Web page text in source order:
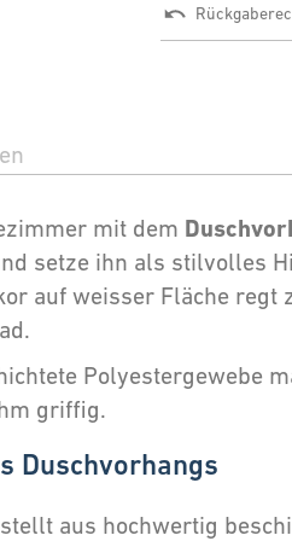
mit dem
setze ihn als stilvolles
auf weisser Fläche regt
Polyestergewebe
griffig.
Duschvorhangs
aus hochwertig